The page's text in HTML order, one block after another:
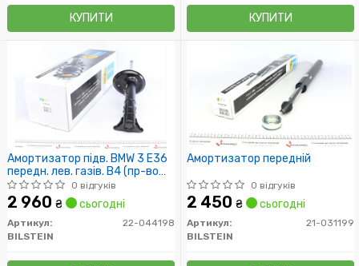
КУПИТИ КУПИТИ
Амортизатор підв. BMW 3 E36
передн. лев. газів. B4 (пр-во
Bilstein)
0 відгуків
2 960 ₴ сьогодні
Артикул:
22-044198
BILSTEIN
Амортизатор передній
0 відгуків
2 450 ₴ сьогодні
Артикул:
21-031199
BILSTEIN